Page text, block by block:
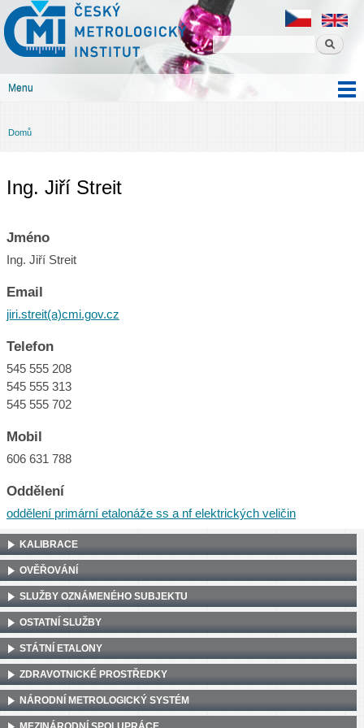
obsahu
Český
metrologický
institut
Menu
Jste zde
Domů
Ing. Jiří Streit
Jméno
Ing. Jiří Streit
Email
jiri.streit(a)cmi.gov.cz
Telefon
545 555 208
545 555 313
545 555 702
Mobil
606 631 788
Oddělení
oddělení primární etalonáže ss a nf elektrických veličin
KALIBRACE
OVĚŘOVÁNÍ
SLUŽBY OZNÁMENÉHO SUBJEKTU
OSTATNÍ SLUŽBY
STÁTNÍ ETALONY
ZDRAVOTNICKÉ PROSTŘEDKY
NÁRODNÍ METROLOGICKÝ SYSTÉM